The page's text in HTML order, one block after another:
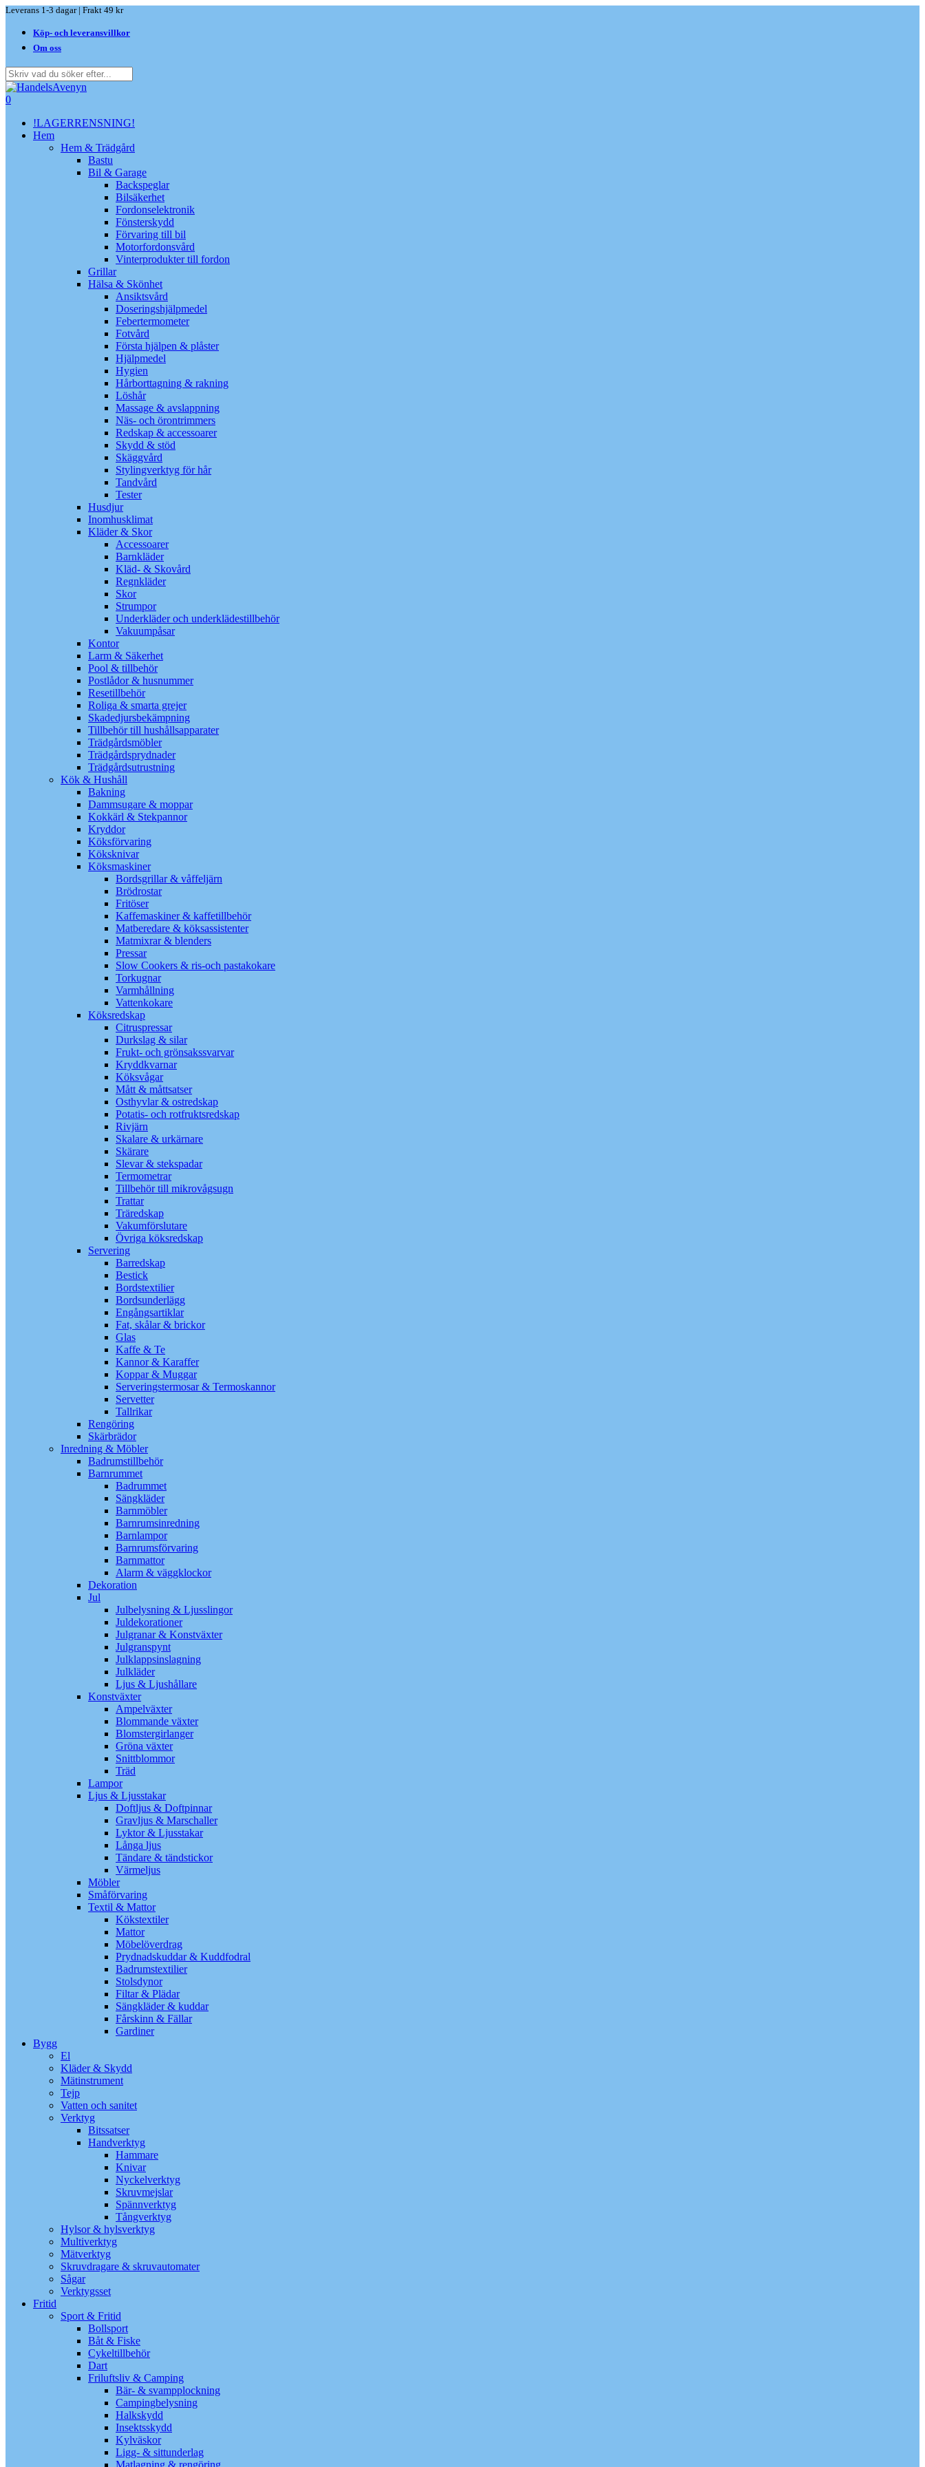
Skip
main
content
Leverans 1-3 dagar | Frakt 49 kr
Köp- och leveransvillkor
Om oss
Close
Search
search
0
!LAGERRENSNING!
Hem
Hem & Trädgård
Bastu
Bil & Garage
Backspeglar
Bilsäkerhet
Fordonselektronik
Fönsterskydd
Förvaring till bil
Motorfordonsvård
Vinterprodukter till fordon
Grillar
Hälsa & Skönhet
Ansiktsvård
Doseringshjälpmedel
Febertermometer
Fotvård
Första hjälpen & plåster
Hjälpmedel
Hygien
Hårborttagning & rakning
Löshår
Massage & avslappning
Näs- och örontrimmers
Redskap & accessoarer
Skydd & stöd
Skäggvård
Stylingverktyg för hår
Tandvård
Tester
Husdjur
Inomhusklimat
Kläder & Skor
Accessoarer
Barnkläder
Kläd- & Skovård
Regnkläder
Skor
Strumpor
Underkläder och underklädestillbehör
Vakuumpåsar
Kontor
Larm & Säkerhet
Pool & tillbehör
Postlådor & husnummer
Resetillbehör
Roliga & smarta grejer
Skadedjursbekämpning
Tillbehör till hushållsapparater
Trädgårdsmöbler
Trädgårdsprydnader
Trädgårdsutrustning
Kök & Hushåll
Bakning
Dammsugare & moppar
Kokkärl & Stekpannor
Kryddor
Köksförvaring
Köksknivar
Köksmaskiner
Bordsgrillar & våffeljärn
Brödrostar
Fritöser
Kaffemaskiner & kaffetillbehör
Matberedare & köksassistenter
Matmixrar & blenders
Pressar
Slow Cookers & ris-och pastakokare
Torkugnar
Varmhållning
Vattenkokare
Köksredskap
Citruspressar
Durkslag & silar
Frukt- och grönsakssvarvar
Kryddkvarnar
Köksvågar
Mått & måttsatser
Osthyvlar & ostredskap
Potatis- och rotfruktsredskap
Rivjärn
Skalare & urkärnare
Skärare
Slevar & stekspadar
Termometrar
Tillbehör till mikrovågsugn
Trattar
Träredskap
Vakumförslutare
Övriga köksredskap
Servering
Barredskap
Bestick
Bordstextilier
Bordsunderlägg
Engångsartiklar
Fat, skålar & brickor
Glas
Kaffe & Te
Kannor & Karaffer
Koppar & Muggar
Serveringstermosar & Termoskannor
Servetter
Tallrikar
Rengöring
Skärbrädor
Inredning & Möbler
Badrumstillbehör
Barnrummet
Badrummet
Sängkläder
Barnmöbler
Barnrumsinredning
Barnlampor
Barnrumsförvaring
Barnmattor
Alarm & väggklockor
Dekoration
Jul
Julbelysning & Ljusslingor
Juldekorationer
Julgranar & Konstväxter
Julgranspynt
Julklappsinslagning
Julkläder
Ljus & Ljushållare
Konstväxter
Ampelväxter
Blommande växter
Blomstergirlanger
Gröna växter
Snittblommor
Träd
Lampor
Ljus & Ljusstakar
Doftljus & Doftpinnar
Gravljus & Marschaller
Lyktor & Ljusstakar
Långa ljus
Tändare & tändstickor
Värmeljus
Möbler
Småförvaring
Textil & Mattor
Kökstextiler
Mattor
Möbelöverdrag
Prydnadskuddar & Kuddfodral
Badrumstextilier
Stolsdynor
Filtar & Plädar
Sängkläder & kuddar
Fårskinn & Fällar
Gardiner
Bygg
El
Kläder & Skydd
Mätinstrument
Tejp
Vatten och sanitet
Verktyg
Bitssatser
Handverktyg
Hammare
Knivar
Nyckelverktyg
Skruvmejslar
Spännverktyg
Tångverktyg
Hylsor & hylsverktyg
Multiverktyg
Mätverktyg
Skruvdragare & skruvautomater
Sågar
Verktygsset
Fritid
Sport & Fritid
Bollsport
Båt & Fiske
Cykeltillbehör
Dart
Friluftsliv & Camping
Bär- & svampplockning
Campingbelysning
Halkskydd
Insektsskydd
Kylväskor
Ligg- & sittunderlag
Matlagning & rengöring